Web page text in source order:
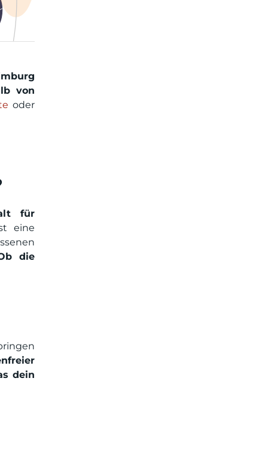
von
oder
für
eine
die
dein